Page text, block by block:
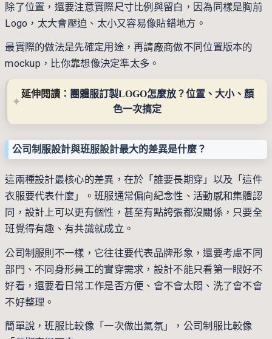
除了位置，還要注意實際尺寸比例與留白，因為同樣是胸前
Logo，太大會壓迫、太小又容易像貼錯地方。
最實際的做法是先確定用途，再請廠商做不同位置版本的
mockup，比你靠想像決定準太多。
延伸閱讀： 團體服訂製LOGO怎麼放？位置、大小、顏
色一次搞定
公司制服設計與班服設計最大的差異是什麼？
這兩種設計最核心的差異，在於「誰要長期穿」以及「這件
衣服要代表什麼」。班服通常偏向紀念性、活動感和集體認
同，設計上可以更有個性，甚至有點誇張都沒關係，只要全
班覺得有趣、有共識就成立。
公司制服則不一樣，它往往要代表品牌形象，還要考慮不同
部門、不同身形員工的實穿需求，設計不能只看第一眼好不
好看，還要看日常工作是否方便、會不會太悶、洗了會不會
不好整理。
簡單說，班服比較像「一次做出氣氛」，公司制服比較像